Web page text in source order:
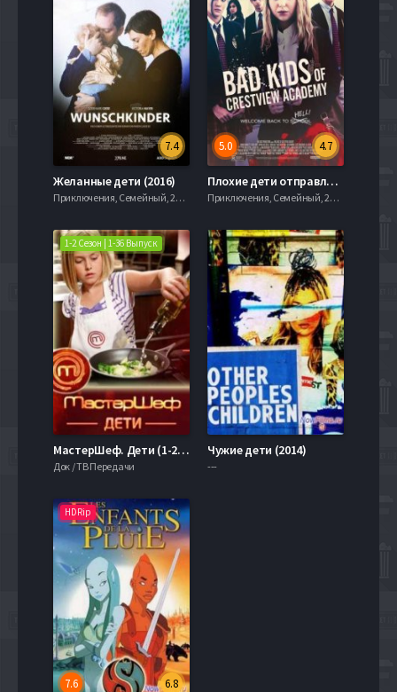
7.4
Желанные дети (2016)
Приключения, Семейный, 2020, 720hd, mobilen
4.7
5.0
Плохие дети отправляются в ад 2 (2017)
Приключения, Семейный, 2020, 720hd, mobilen
1-2 Сезон | 1-36 Выпуск
МастерШеф. Дети (1-2 Сезон) (2015-2016)
Док / ТВ Передачи
Чужие дети (2014)
---
HDRip
6.8
7.6